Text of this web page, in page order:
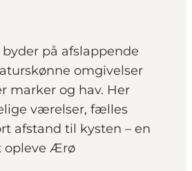
på afslappende
omgivelser
marker og hav. Her
værelser, fælles
afstand til kysten – en
opleve Ærø